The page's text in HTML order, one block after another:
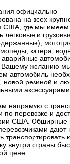
официально
на всех
США, где мы имеем
легковые и
катера,
аварийные
Вашему желанию
автомобиль
новой резиной и
напрямую с
по перевозке и
США. Обширные
дают
транспортировать
внутри страны
цене.